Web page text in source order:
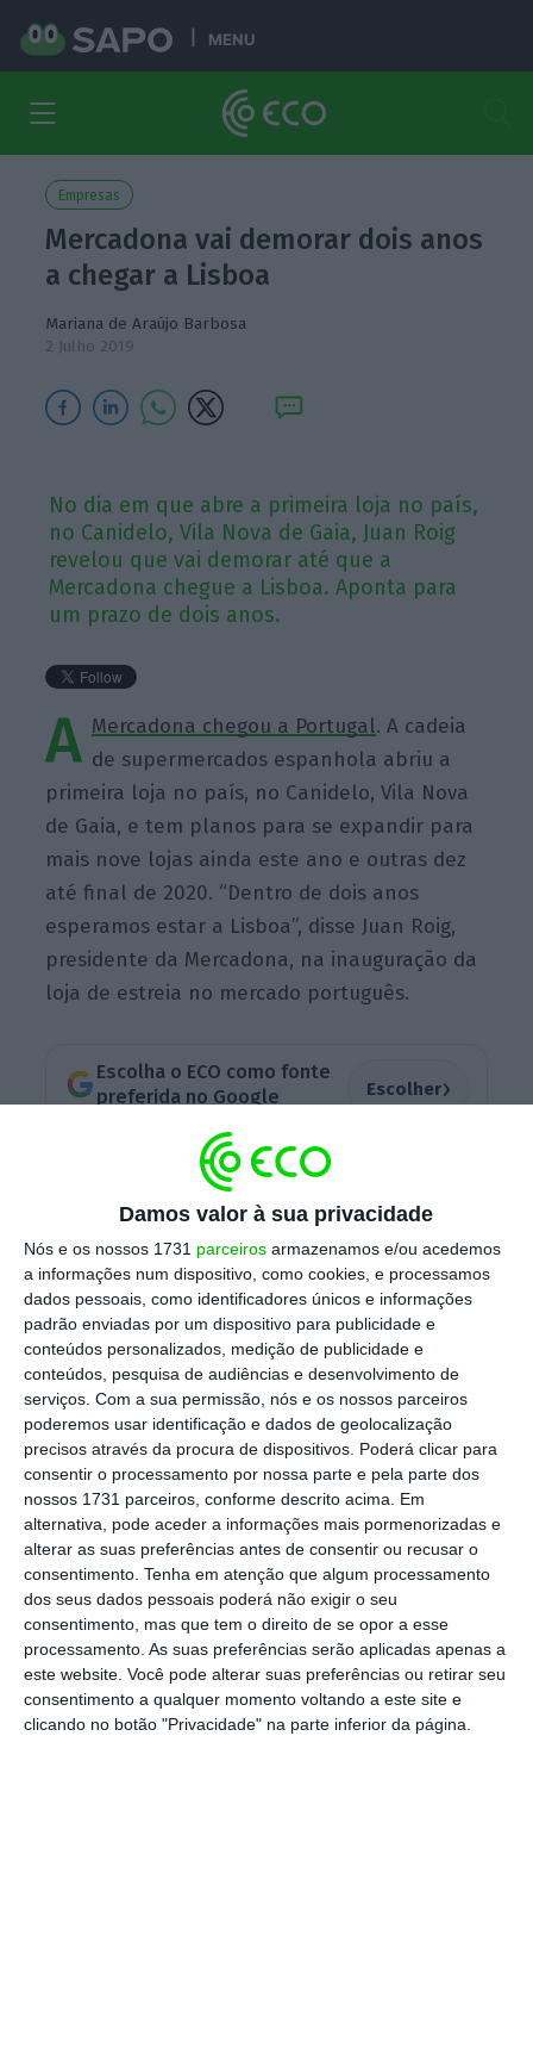
Damos valor à sua privacidade
Nós e os nossos 1731 parceiros armazenamos e/ou acedemos
a informações num dispositivo, como cookies, e processamos
dados pessoais, como identificadores únicos e informações
padrão enviadas por um dispositivo para publicidade e
conteúdos personalizados, medição de publicidade e
conteúdos, pesquisa de audiências e desenvolvimento de
serviços. Com a sua permissão, nós e os nossos parceiros
poderemos usar identificação e dados de geolocalização
precisos através da procura de dispositivos. Poderá clicar para
consentir o processamento por nossa parte e pela parte dos
nossos 1731 parceiros, conforme descrito acima. Em
alternativa, pode aceder a informações mais pormenorizadas e
alterar as suas preferências antes de consentir ou recusar o
consentimento. Tenha em atenção que algum processamento
dos seus dados pessoais poderá não exigir o seu
consentimento, mas que tem o direito de se opor a esse
processamento. As suas preferências serão aplicadas apenas a
este website. Você pode alterar suas preferências ou retirar seu
consentimento a qualquer momento voltando a este site e
clicando no botão "Privacidade" na parte inferior da página.
MENU
Empresas
Mercadona vai demorar dois anos
a chegar a Lisboa
Mariana de Araújo Barbosa
2 Julho 2019
No dia em que abre a primeira loja no país,
no Canidelo, Vila Nova de Gaia, Juan Roig
revelou que vai demorar até que a
Mercadona chegue a Lisboa. Aponta para
um prazo de dois anos.
A Mercadona chegou a Portugal. A cadeia
de supermercados espanhola abriu a
primeira loja no país, no Canidelo, Vila Nova
de Gaia, e tem planos para se expandir para
mais nove lojas ainda este ano e outras dez
até final de 2020. “Dentro de dois anos
esperamos estar a Lisboa”, disse Juan Roig,
presidente da Mercadona, na inauguração da
loja de estreia no mercado português.
Escolha o ECO como fonte
preferida no Google
Escolher›
Esta é a primeira vez que a Mercadona sai de
Espanha e aposta na internacionalização.
Portugal foi o mercado escolhido para o
teste, e a cadeia de retalhoespera chegar às
150 lojas “nos próximos anos”, detalhou o
responsável em declarações aos jornalistas
na apresentação da loja de estreia a
trabalhadores e parceiros, esta segunda-
feira.
A cadeia espanhola, que já contratou 900
pessoas em Portugal, espera chegar aos 1.100
trabalhadores até ao final de 2019.
5 coisas que tem de saber sobre a loja n.º1 da
Mercadona
Ler Mais